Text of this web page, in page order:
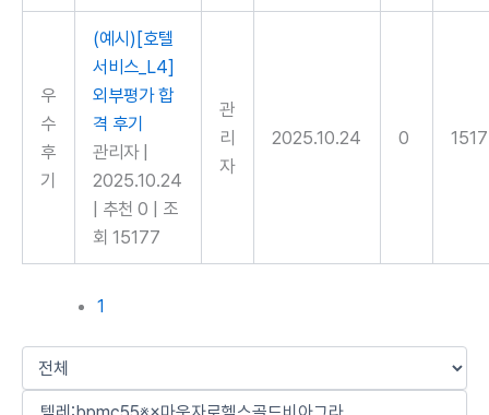
우
수
후
기
(예시)[호텔
서비스_L4]
외부평가 합
격 후기
관리자
2025.10.24
추천 0
조
회 15177
관
리
자
2025.10.24 0
1